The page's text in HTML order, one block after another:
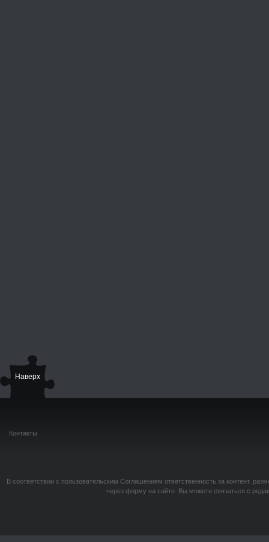
Наверх
Контакты
В соответствии с пользовательским Соглашением ответственность за контент,
через форму на сайте. Вы можете связаться с